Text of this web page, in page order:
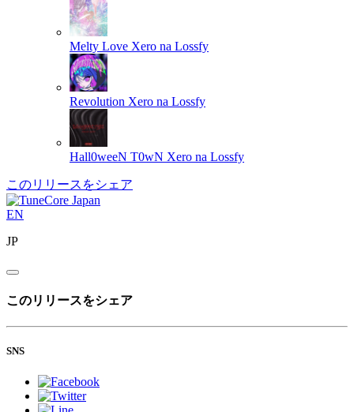
Melty Love Xero na Lossfy
Revolution Xero na Lossfy
Hall0weeN T0wN Xero na Lossfy
このリリースをシェア
EN
JP
このリリースをシェア
SNS